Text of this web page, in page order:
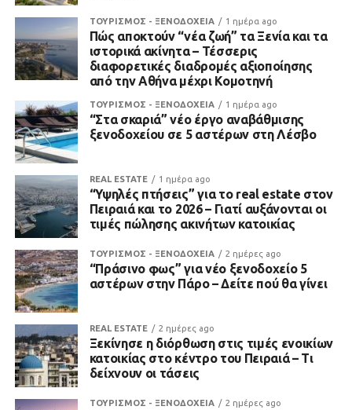
ΤΟΥΡΙΣΜΟΣ - ΞΕΝΟΔΟΧΕΙΑ 1 ημέρα ago
Πώς αποκτούν “νέα ζωή” τα Ξενία και τα
ιστορικά ακίνητα – Τέσσερις
διαφορετικές διαδρομές αξιοποίησης
από την Αθήνα μέχρι Κομοτηνή
ΤΟΥΡΙΣΜΟΣ - ΞΕΝΟΔΟΧΕΙΑ 1 ημέρα ago
“Στα σκαριά” νέο έργο αναβάθμισης
ξενοδοχείου σε 5 αστέρων στη Λέσβο
REAL ESTATE 1 ημέρα ago
“Υψηλές πτήσεις” για το real estate στον
Πειραιά και το 2026 – Γιατί αυξάνονται οι
τιμές πώλησης ακινήτων κατοικίας
ΤΟΥΡΙΣΜΟΣ - ΞΕΝΟΔΟΧΕΙΑ 2 ημέρες ago
“Πράσινο φως” για νέο ξενοδοχείο 5
αστέρων στην Πάρο – Δείτε πού θα γίνει
REAL ESTATE 2 ημέρες ago
Ξεκίνησε η διόρθωση στις τιμές ενοικίων
κατοικίας στο κέντρο του Πειραιά – Τι
δείχνουν οι τάσεις
ΤΟΥΡΙΣΜΟΣ - ΞΕΝΟΔΟΧΕΙΑ 2 ημέρες ago